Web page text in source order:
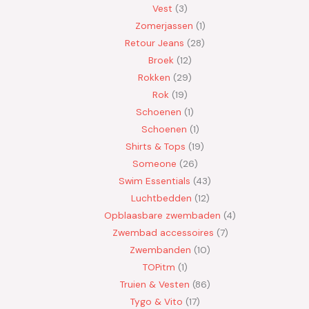
Vest
3
Zomerjassen 1
Retour Jeans
28
Broek 12
Rokken
29
Rok 19
Schoenen 1
Schoenen 1
Shirts & Tops 19
Someone 26
Swim Essentials 43
Luchtbedden 12
Opblaasbare zwembaden 4
Zwembad accessoires 7
Zwembanden 10
TOPitm 1
Truien & Vesten 86
Tygo & Vito 17